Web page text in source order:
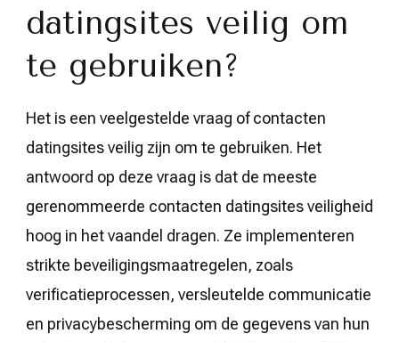
datingsites veilig om
te gebruiken?
Het is een veelgestelde vraag of contacten
datingsites veilig zijn om te gebruiken. Het
antwoord op deze vraag is dat de meeste
gerenommeerde contacten datingsites veiligheid
hoog in het vaandel dragen. Ze implementeren
strikte beveiligingsmaatregelen, zoals
verificatieprocessen, versleutelde communicatie
en privacybescherming om de gegevens van hun